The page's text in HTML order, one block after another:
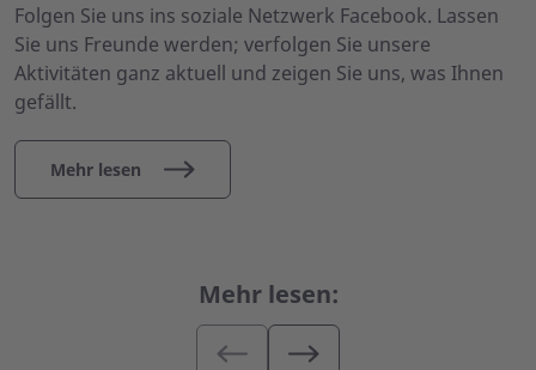
Folgen Sie uns ins soziale Netzwerk Facebook. Lassen
Sie uns Freunde werden; verfolgen Sie unsere
Aktivitäten ganz aktuell und zeigen Sie uns, was Ihnen
gefällt.
Mehr lesen
Mehr lesen: